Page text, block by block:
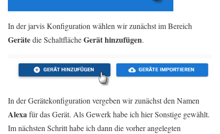
In der jarvis Konfiguration wählen wir zunächst im Bereich
Gerätedie SchaltflächeGerät hinzufügen.
In der Gerätekonfiguration vergeben wir zunächst den Namen
Alexafür das Gerät. Als Gewerk habe ich hier Sonstige gewählt.
Im nächsten Schritt habe ich dann die vorher angelegten